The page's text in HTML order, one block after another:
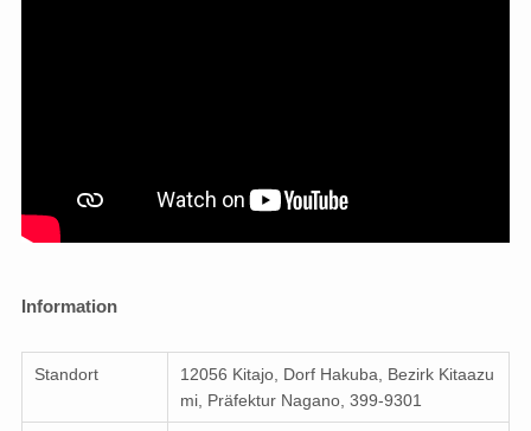
Information
Standort
12056 Kitajo, Dorf Hakuba, Bezirk Kitaazu
mi, Präfektur Nagano, 399-9301